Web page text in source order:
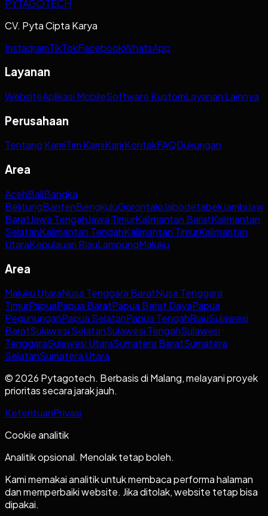
PYTAGOTECH
CV. Pyta Cipta Karya
InstagramTikTokFacebookWhatsApp
Layanan
WebsiteAplikasi MobileSoftware KustomLayanan Lainnya
Perusahaan
Tentang KamiTim KamiKarirKontakFAQDukungan
Area
AcehBaliBangka
BelitungBantenBengkuluGorontaloJabodetabekJambi
BaratJawa TengahJawa TimurKalimantan BaratKalimantan
SelatanKalimantan TengahKalimantan TimurKalimantan
UtaraKepulauan RiauLampungMaluku
Area
Maluku UtaraNusa Tenggara BaratNusa Tenggara
TimurPapuaPapua BaratPapua Barat DayaPapua
PegununganPapua SelatanPapua TengahRiauSulawesi
BaratSulawesi SelatanSulawesi TengahSulawesi
TenggaraSulawesi UtaraSumatera BaratSumatera
SelatanSumatera Utara
© 2026 Pytagotech. Berbasis di Malang, melayani proyek
prioritas secara jarak jauh.
KetentuanPrivasi
Cookie analitik
Analitik opsional. Menolak tetap boleh.
Kami memakai analitik untuk membaca performa halaman
dan memperbaiki website. Jika ditolak, website tetap bisa
dipakai.